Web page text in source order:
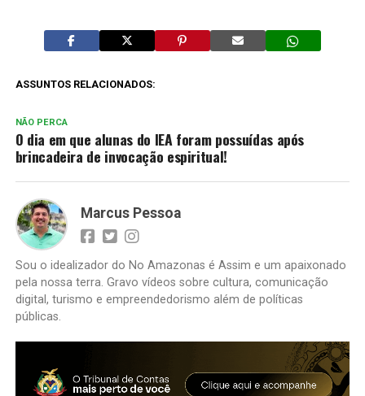
ASSUNTOS RELACIONADOS:
NÃO PERCA
O dia em que alunas do IEA foram possuídas após
brincadeira de invocação espiritual!
Marcus Pessoa
Sou o idealizador do No Amazonas é Assim e um apaixonado
pela nossa terra. Gravo vídeos sobre cultura, comunicação
digital, turismo e empreendedorismo além de políticas
públicas.